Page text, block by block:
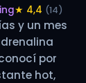
★ 4,4 (14)
y un mes
por
hot,